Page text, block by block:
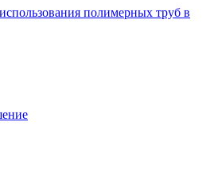
полимерных труб в